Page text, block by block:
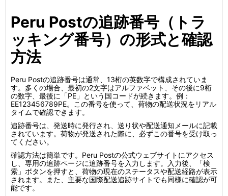
Peru Postの追跡番号（トラ
ッキング番号）の形式と確認
方法
Peru Postの追跡番号は通常、13桁の英数字で構成されていま
す。多くの場合、最初の2文字はアルファベット、その後に9桁
の数字、最後に「PE」という国コードが続きます。例：
EE123456789PE。この番号を使って、荷物の配送状況をリアル
タイムで確認できます。
追跡番号は、発送時に発行され、送り状や配送通知メールに記載
されています。荷物が発送された際に、必ずこの番号を受け取っ
てください。
確認方法は簡単です。Peru Postの公式ウェブサイトにアクセス
し、専用の追跡ページに追跡番号を入力します。入力後、「検
索」ボタンを押すと、荷物の現在のステータスや配送経路が表示
されます。また、主要な国際配送追跡サイトでも同様に確認が可
能です。